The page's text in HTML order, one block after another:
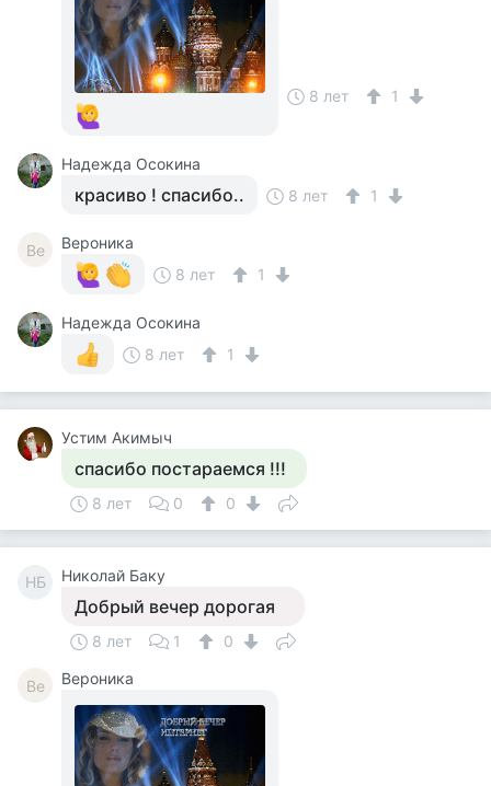
8 лет 1
Надежда Осокина
красиво ! спасибо.. 8 лет 1
Ве
Вероника
8 лет
1
Надежда Осокина
8 лет
1
Устим Акимыч
спасибо постараемся !!!
8 лет 0 0
НБ Николай Баку
Добрый вечер дорогая
8 лет 1 0
Ве Вероника